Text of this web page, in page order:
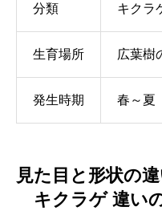
分類 キクラ
生育場所 広葉樹
発生時期 春～夏
見た目と形状の
キクラゲ 違い